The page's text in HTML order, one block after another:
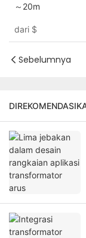
～20m
dari $
Sebelumnya